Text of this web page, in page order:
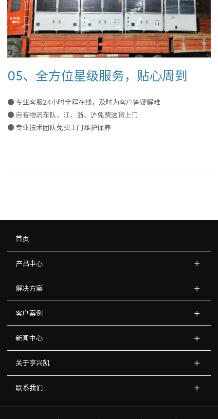
05、全方位星级服务，贴心周到
● 专业客服24小时全程在线，及时为客户答疑解难
● 自有物流车队，江、浙、沪免费送货上门
● 专业技术团队免费上门维护保养
首页
产品中心
解决方案
客户案例
新闻中心
关于亨兴凯
联系我们